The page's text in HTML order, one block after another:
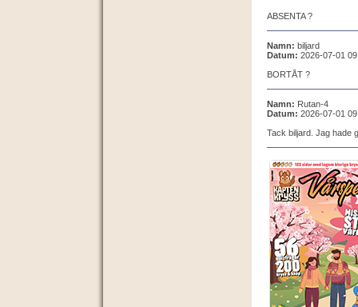
ABSENTA ?
Namn: biljard
Datum: 2026-07-01
BORTÅT ?
Namn: Rutan-4
Datum: 2026-07-01
Tack biljard. Jag hade